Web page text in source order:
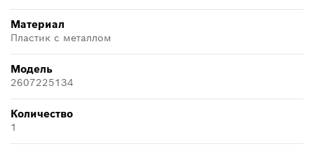
Материал
Пластик с металлом
Модель
2607225134
Количество
1